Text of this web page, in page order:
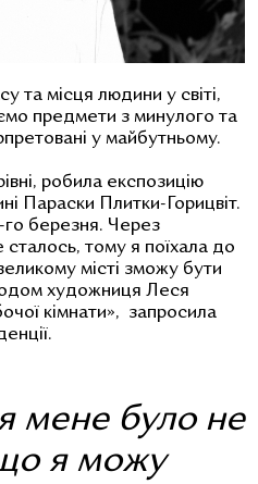
та місця людини у світі,
предмети з минулого та
у майбутньому.
робила експозицію
Параски Плитки-Горицвіт.
го березня. Через
тому я поїхала до
місті зможу бути
художниця Леся
кімнати», запросила
мене було не
я можу